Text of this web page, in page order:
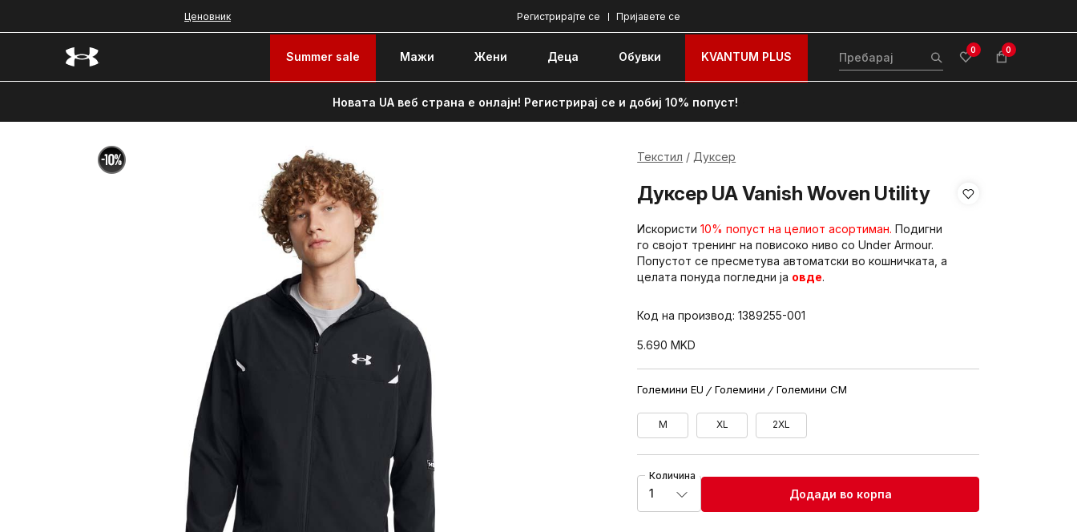
Ценовник Пријавете се
Регистрирајте се
Summer sale Мажи Жени Децa Обувки KVANTUM PLUS 0 0
Новата UA веб страна е онлајн! Регистрирај се и добиј 10% попуст!
Текстил Дуксер
Дуксер UA Vanish Woven Utility
Искористи10% попуст на целиот асортиман. Подигни
го својот тренинг на повисоко ниво со Under Armour.
Попустот се пресметува автоматски во кошничката, а
целата понуда погледни ја овде.
Код на производ:1389255-001
5.690MKD
Големини EU Големини Големини CM
M XL 2XL
Количина
1 Додади во корпа